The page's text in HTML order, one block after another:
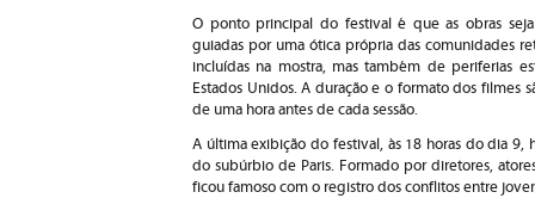
O ponto principal do festival é que as obras
guiadas por uma ótica própria das comunidades
incluídas na mostra, mas também de periferias
Estados Unidos. A duração e o formato dos filmes
de uma hora antes de cada sessão.
A última exibição do festival, às 18 horas do dia 9,
do subúrbio de Paris. Formado por diretores,
ficou famoso com o registro dos conflitos entre